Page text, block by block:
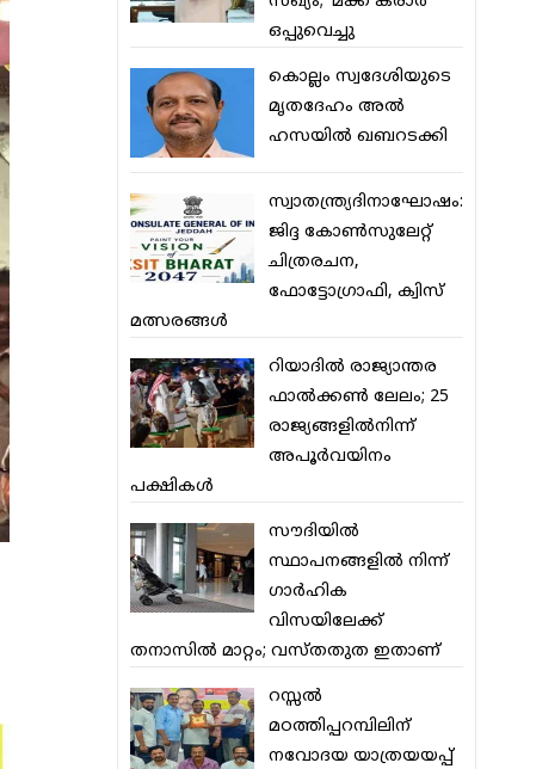
ഒപ്പുവെച്ചു
കൊല്ലം സ്വദേശിയുടെ
മൃതദേഹം അല്‍
ഹസയില്‍ ഖബറടക്കി
സ്വാതന്ത്ര്യദിനാഘോഷം:
ജിദ്ദ കോണ്‍സുലേറ്റ്
ചിത്രരചന,
ഫോട്ടോഗ്രാഫി, ക്വിസ്
മത്സരങ്ങള്‍
റിയാദില്‍ രാജ്യാന്തര
ഫാല്‍ക്കണ്‍ ലേലം; 25
രാജ്യങ്ങളില്‍നിന്ന്
അപൂര്‍വയിനം
പക്ഷികള്‍
സൗദിയില്‍
സ്ഥാപനങ്ങളില്‍ നിന്ന്
ഗാര്‍ഹിക
വിസയിലേക്ക്
തനാസില്‍ മാറ്റം; വസ്തതുത ഇതാണ്
റസ്സല്‍
മഠത്തിപ്പറമ്പിലിന്
നവോദയ യാത്രയയപ്പ്